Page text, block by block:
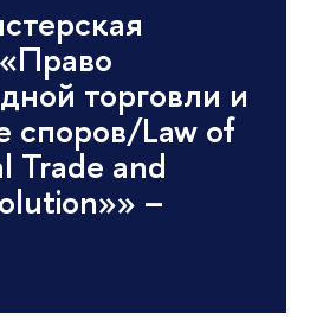
торговли и
споров/Law of
Trade and
–